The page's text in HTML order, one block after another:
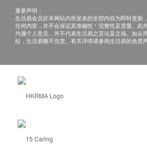
重要声明：
生活易会员於本网站内所发表的全部内容为即时更新
任何内容，并不会保证其准确性丶完整性及质量。此
均属个人意见，并不代表生活易之言论及立场。如从
纷，生活易概不负责。有关详情请参阅生活易的免责声